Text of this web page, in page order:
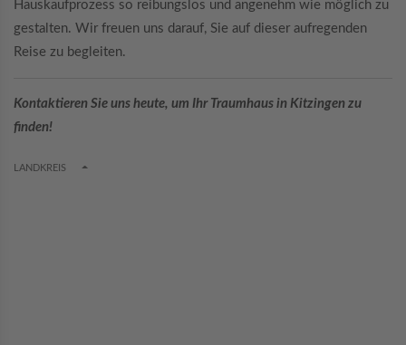
Hauskaufprozess so reibungslos und angenehm wie möglich zu
gestalten. Wir freuen uns darauf, Sie auf dieser aufregenden
Reise zu begleiten.
Kontaktieren Sie uns heute, um Ihr Traumhaus in Kitzingen zu
finden!
LANDKREIS TOGGLE DROPDOWN